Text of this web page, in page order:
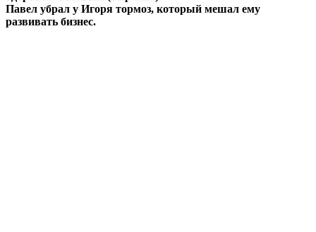
Павел убрал у Игоря тормоз, который мешал ему
развивать бизнес.